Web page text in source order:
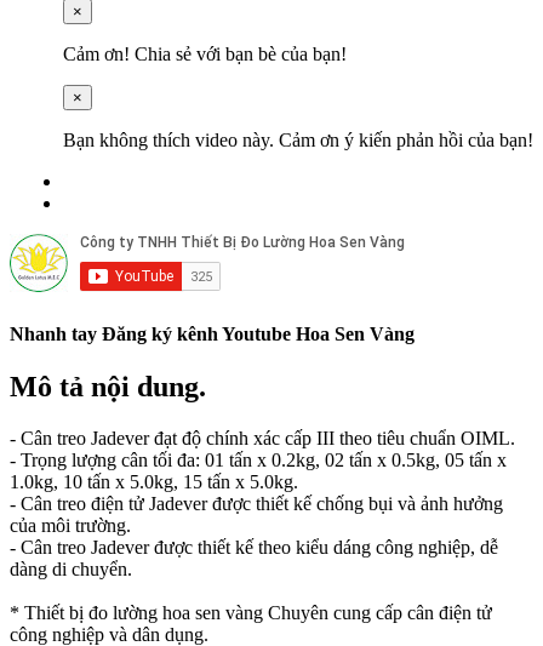
×
Cảm ơn! Chia sẻ với bạn bè của bạn!
×
Bạn không thích video này. Cảm ơn ý kiến ​​phản hồi của bạn!
Nhanh tay Đăng ký kênh Youtube Hoa Sen Vàng
Mô tả nội dung.
- Cân treo Jadever đạt độ chính xác cấp III theo tiêu chuẩn OIML.
- Trọng lượng cân tối đa: 01 tấn x 0.2kg, 02 tấn x 0.5kg, 05 tấn x
1.0kg, 10 tấn x 5.0kg, 15 tấn x 5.0kg.
- Cân treo điện tử Jadever được thiết kế chống bụi và ảnh hưởng
của môi trường.
- Cân treo Jadever được thiết kế theo kiểu dáng công nghiệp, dễ
dàng di chuyển.
* Thiết bị đo lường hoa sen vàng Chuyên cung cấp cân điện tử
công nghiệp và dân dụng.